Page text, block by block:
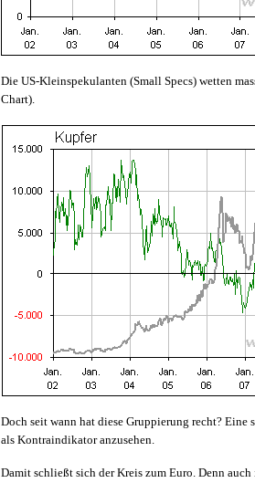
Die US-Kleinspekulanten (Small Specs) wetten
Chart).
Doch seit wann hat diese Gruppierung recht?
als Kontraindikator anzusehen.
Damit schließt sich der Kreis zum Euro. Denn